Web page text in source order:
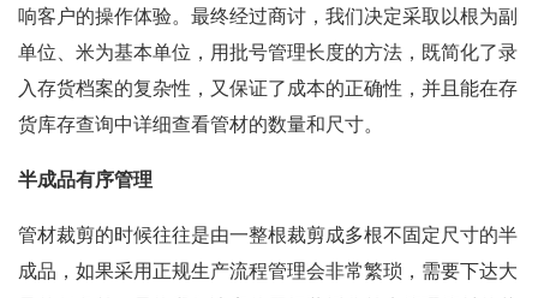
响客户的操作体验。最终经过商讨，我们决定采取以根为副
单位、米为基本单位，用批号管理长度的方法，既简化了录
入存货档案的复杂性，又保证了成本的正确性，并且能在存
货库存查询中详细查看管材的数量和尺寸。
半成品有序管理
管材裁剪的时候往往是由一整根裁剪成多根不固定尺寸的半
成品，如果采用正规生产流程管理会非常繁琐，需要下达大